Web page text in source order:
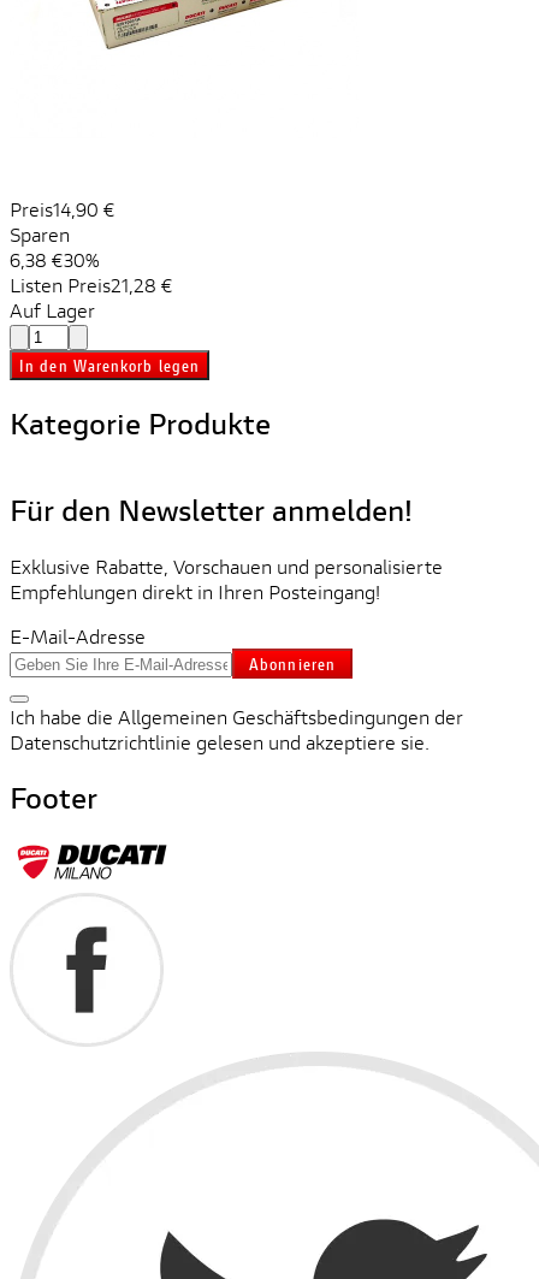
Preis14,90 €
Sparen
6,38 €30%
Listen Preis21,28 €
Auf Lager
In den Warenkorb legen
Kategorie Produkte
Für den Newsletter anmelden!
Exklusive Rabatte, Vorschauen und personalisierte
Empfehlungen direkt in Ihren Posteingang!
E-Mail-Adresse
Abonnieren
Ich habe die Allgemeinen Geschäftsbedingungen der
Datenschutzrichtlinie gelesen und akzeptiere sie.
Footer